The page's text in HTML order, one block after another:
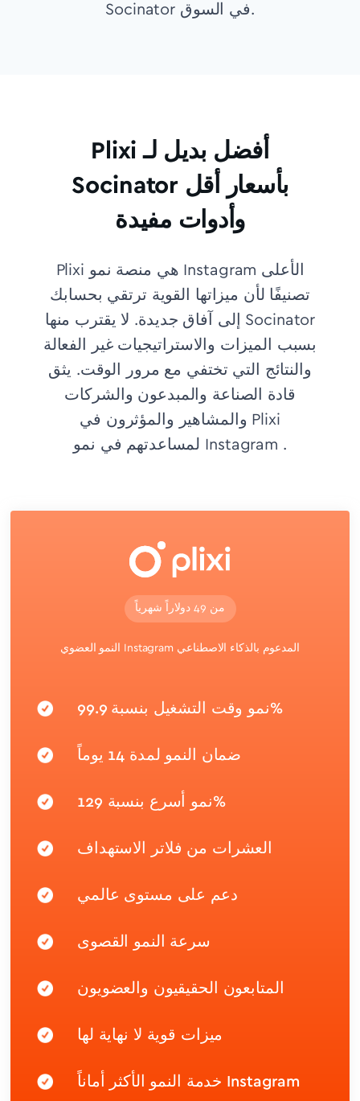
Socinator في السوق.
Plixi أفضل بديل لـ
Socinator بأسعار أقل
وأدوات مفيدة
Plixi هي منصة نمو Instagram الأعلى
تصنيفًا لأن ميزاتها القوية ترتقي بحسابك
إلى آفاق جديدة. لا يقترب منها Socinator
بسبب الميزات والاستراتيجيات غير الفعالة
والنتائج التي تختفي مع مرور الوقت. يثق
قادة الصناعة والمبدعون والشركات
والمشاهير والمؤثرون في Plixi
لمساعدتهم في نمو Instagram .
من 49 دولاراً شهرياً
النمو العضوي Instagram المدعوم بالذكاء الاصطناعي
نمو وقت التشغيل بنسبة 99.9%
ضمان النمو لمدة 14 يوماً
نمو أسرع بنسبة 129%
العشرات من فلاتر الاستهداف
دعم على مستوى عالمي
سرعة النمو القصوى
المتابعون الحقيقيون والعضويون
ميزات قوية لا نهاية لها
خدمة النمو الأكثر أماناً Instagram